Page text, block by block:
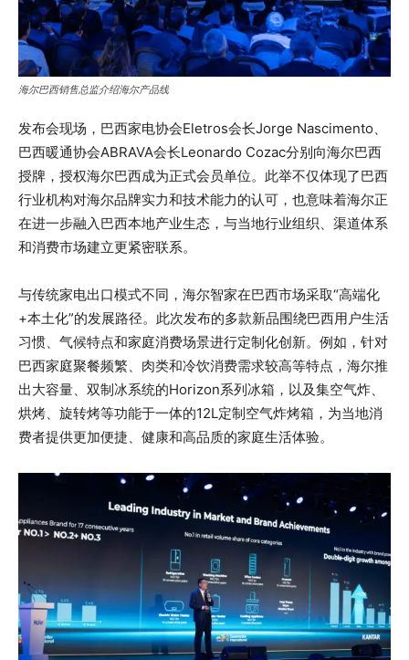
海尔巴西销售总监介绍海尔产品线
发布会现场，巴西家电协会Eletros会长Jorge Nascimento、
巴西暖通协会ABRAVA会长Leonardo Cozac分别向海尔巴西
授牌，授权海尔巴西成为正式会员单位。此举不仅体现了巴西
行业机构对海尔品牌实力和技术能力的认可，也意味着海尔正
在进一步融入巴西本地产业生态，与当地行业组织、渠道体系
和消费市场建立更紧密联系。
与传统家电出口模式不同，海尔智家在巴西市场采取“高端化
+本土化”的发展路径。此次发布的多款新品围绕巴西用户生活
习惯、气候特点和家庭消费场景进行定制化创新。例如，针对
巴西家庭聚餐频繁、肉类和冷饮消费需求较高等特点，海尔推
出大容量、双制冰系统的Horizon系列冰箱，以及集空气炸、
烘烤、旋转烤等功能于一体的12L定制空气炸烤箱，为当地消
费者提供更加便捷、健康和高品质的家庭生活体验。